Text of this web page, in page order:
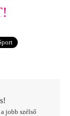
jobb szélső